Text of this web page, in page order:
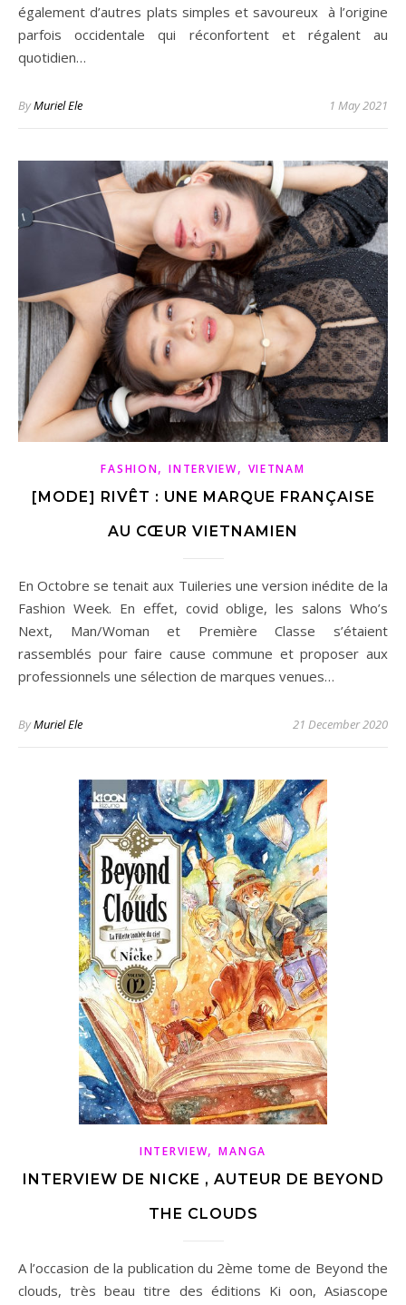
également d’autres plats simples et savoureux à l’origine
parfois occidentale qui réconfortent et régalent au
quotidien…
ByMuriel Ele 1 May 2021
FASHION,INTERVIEW, VIETNAM
[MODE] RIVÊT : UNE MARQUE FRANÇAISE
AU CŒUR VIETNAMIEN
En Octobre se tenait aux Tuileries une version inédite de la
Fashion Week. En effet, covid oblige, les salons Who’s
Next, Man/Woman et Première Classe s’étaient
rassemblés pour faire cause commune et proposer aux
professionnels une sélection de marques venues…
ByMuriel Ele 21 December 2020
INTERVIEW,MANGA
INTERVIEW DE NICKE , AUTEUR DE BEYOND
THE CLOUDS
A l’occasion de la publication du 2ème tome de Beyond the
clouds, très beau titre des éditions Ki oon, Asiascope